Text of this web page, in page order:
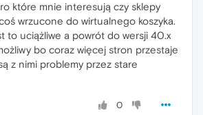
które mnie interesują czy sklepy
wrzucone do wirtualnego koszyka.
to uciążliwe a powrót do wersji 40.x
bo coraz więcej stron przestaje
z nimi problemy przez stare
0